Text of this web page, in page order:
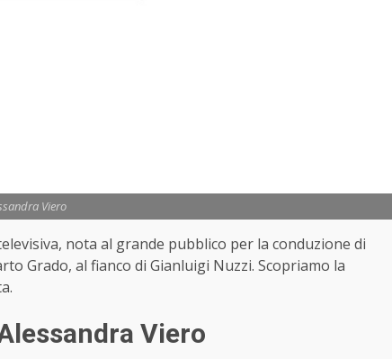
Viero
nota al grande pubblico per la conduzione di
Grado, al fianco di Gianluigi Nuzzi. Scopriamo la
Viero